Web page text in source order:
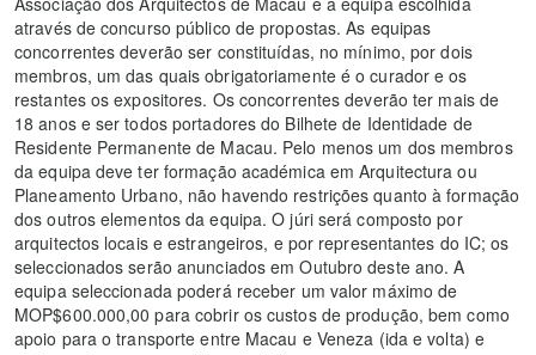
através de concurso público de propostas. As equipas
concorrentes deverão ser constituídas, no mínimo, por dois
membros, um das quais obrigatoriamente é o curador e os
restantes os expositores. Os concorrentes deverão ter mais de
18 anos e ser todos portadores do Bilhete de Identidade de
Residente Permanente de Macau. Pelo menos um dos membros
da equipa deve ter formação académica em Arquitectura ou
Planeamento Urbano, não havendo restrições quanto à formação
dos outros elementos da equipa. O júri será composto por
arquitectos locais e estrangeiros, e por representantes do IC; os
seleccionados serão anunciados em Outubro deste ano. A
equipa seleccionada poderá receber um valor máximo de
MOP$600.000,00 para cobrir os custos de produção, bem como
apoio para o transporte entre Macau e Veneza (ida e volta) e